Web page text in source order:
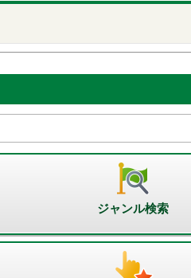
ジャンル検索